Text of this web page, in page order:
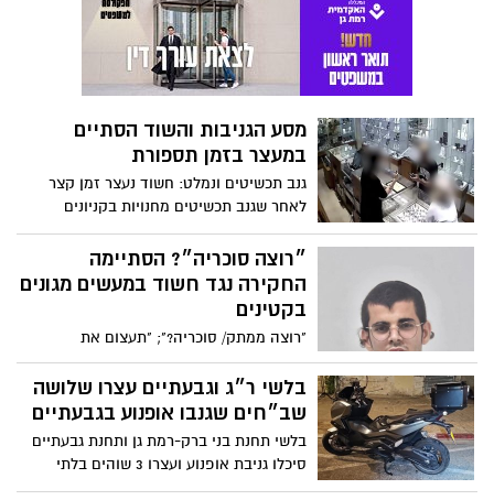
נוספת נגד החשוד השני
מסע הגניבות והשוד הסתיים
במעצר בזמן תספורת
גנב תכשיטים ונמלט: חשוד נעצר זמן קצר
לאחר שגנב תכשיטים מחנויות בקניונים
בקרית אונו, רמת גן, פתח תקווה, חולון ורעננה
בשווי אלפי ש"ח במהלך חודש אוגוסט
״רוצה סוכריה״? הסתיימה
החקירה נגד חשוד במעשים מגונים
בקטינים
"רוצה ממתק/ סוכריה?"; "תעצום את
העיניים"- משטרת בני ברק- רמת גן עצרה
חשוד שביצע מעשים מגונים ב-3 קטינים בעיר
בני ברק בשיטת ביצוע חוזרת; החקירה
מעצר החשוד הוארך והוגשה נגדו הצהרת
בלשי ר״ג וגבעתיים עצרו שלושה
שב״חים שגנבו אופנוע בגבעתיים
בלשי תחנת בני ברק-רמת גן ותחנת גבעתיים
סיכלו גניבת אופנוע ועצרו 3 שוהים בלתי
חוקיים שהגיעו עפ"י החשד ברכב גנוב עם